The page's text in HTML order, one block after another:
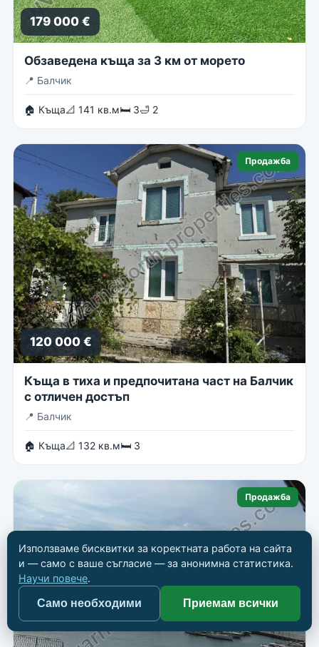
179 000 €
Обзаведена къща за 3 км от морето
📍 Балчик
🏠 Къща📐 141 кв.м🛏 3🛁 2
Продажба
120 000 €
Къща в тиха и предпочитана част на Балчик
с отличен достъп
📍 Балчик
🏠 Къща📐 132 кв.м🛏 3
Продажба
Използваме бисквитки за коректната работа на сайта
и — само с ваше съгласие — за анонимна статистика.
Научи повече.
Само необходими Приемам всички